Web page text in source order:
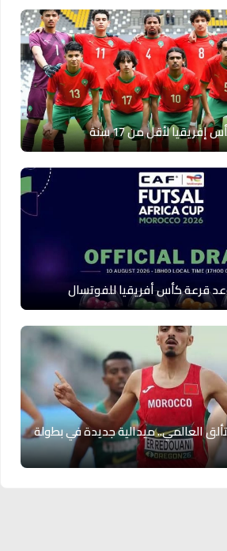
لأقل من 17 سنة
قرعة كأس أفريقيا للفوتسال
العالمي.. ميدالية جديدة في بطولة